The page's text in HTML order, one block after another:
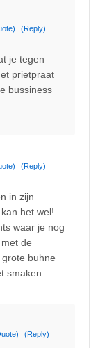
(Reply)
je tegen
prietpraat
bussiness
(Reply)
in zijn
het wel!
waar je nog
de
buhne
smaken.
(Reply)